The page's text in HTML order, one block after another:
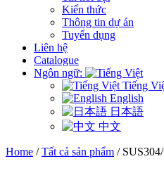
Kiến thức
Thông tin dự án
Tuyển dụng
Liên hệ
Catalogue
Ngôn ngữ:
Tiếng
English
日本語
中文
Home /Tất cả sản phẩm /